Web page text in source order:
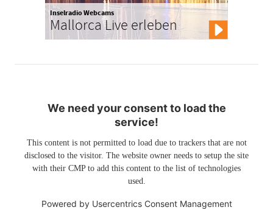
Inselradio Webcams
Mallorca Live erleben
We need your consent to load the
service!
This content is not permitted to load due to trackers that are not
disclosed to the visitor. The website owner needs to setup the site
with their CMP to add this content to the list of technologies
used.
Powered by Usercentrics Consent Management